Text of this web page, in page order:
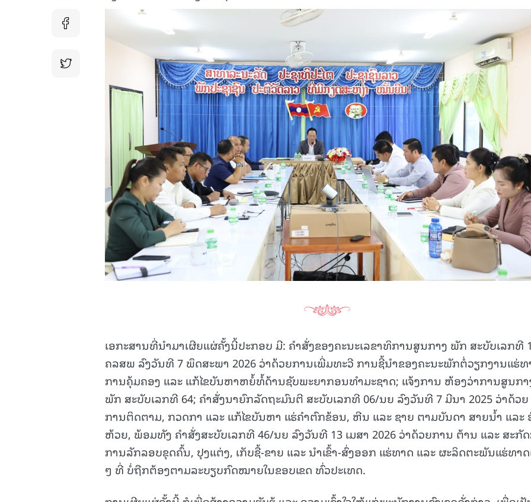
ເອກະສານທີ່ນໍາມາເຜີຍແຜ່ຄັ້ງນີ້ປະກອບ ມີ: ຄໍາສັ່ງຂອງຄະນະເລຂາທິການສູນກາງ ພັກ ສະບັບເລກທີ
ຄລສພ ລົງວັນທີ 7 ພຶດສະພາ 2026 ວ່າດ້ວຍການເພີ່ມທະວີ ການຊີ້ນໍາຂອງຄະນະພັກຕໍ່ວຽກງານແຮ່ທ
ການຄຸ້ມຄອງ ແລະ ແກ້ໄຂບັນຫາຫຍໍ້ທໍ້ດ້ານຊັບພະຍາກອນທຳມະຊາດ; ແຈ້ງການ ຫ້ອງວ່າການສູນກ
ພັກ ສະບັບເລກທີ 64; ຄໍາສັ່ງນາຍົກລັດຖະມົນຕີ ສະບັບເລກທີ 06/ນຍ ລົງວັນທີ 7 ມີນາ 2025 ວ່າດ້ວຍ
ການຕິດຕາມ, ກວດກາ ແລະ ແກ້ໄຂບັນຫາ ແຮ່ຄໍາຕົກຂ້ອນ, ຫີນ ແລະ ຊາຍ ຕາມບັນດາ ສາຍນໍ້າ ແລະ
ຫ້ວຍ, ພ້ອມທັງ ຄຳສັ່ງສະບັບເລກທີ 46/ນຍ ລົງວັນທີ 13 ເມສາ 2026 ວ່າດ້ວຍການ ຕ້ານ ແລະ ສະກັ
ການລັກລອບຂຸດຄົ້ນ, ປຸງແຕ່ງ, ເກັບຊື້-ຂາຍ ແລະ ນໍາເຂົ້າ-ສົ່ງອອກ ແຮ່ທາດ ແລະ ຜະລິດຕະພັນແຮ່ທາ
ໆ ທີ່ ບໍ່ຖືກຕ້ອງຕາມລະບຽບກົດໝາຍໃນຂອບເຂດ ທົ່ວປະເທດ.
15.040(07-08-